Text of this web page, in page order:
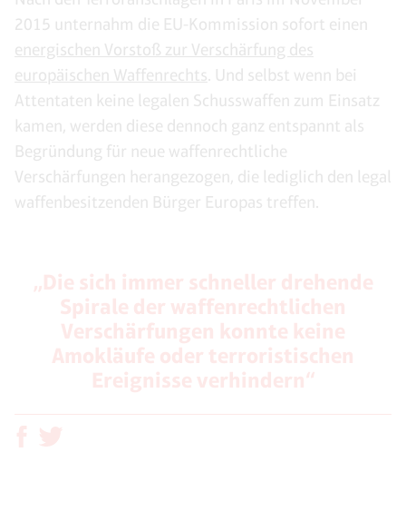
2015 unternahm die EU-Kommission sofort einen
energischen Vorstoß zur Verschärfung des
europäischen Waffenrechts . Und selbst wenn bei
Attentaten keine legalen Schusswaffen zum Einsatz
kamen, werden diese dennoch ganz entspannt als
Begründung für neue waffenrechtliche
Verschärfungen herangezogen, die lediglich den legal
waffenbesitzenden Bürger Europas treffen.